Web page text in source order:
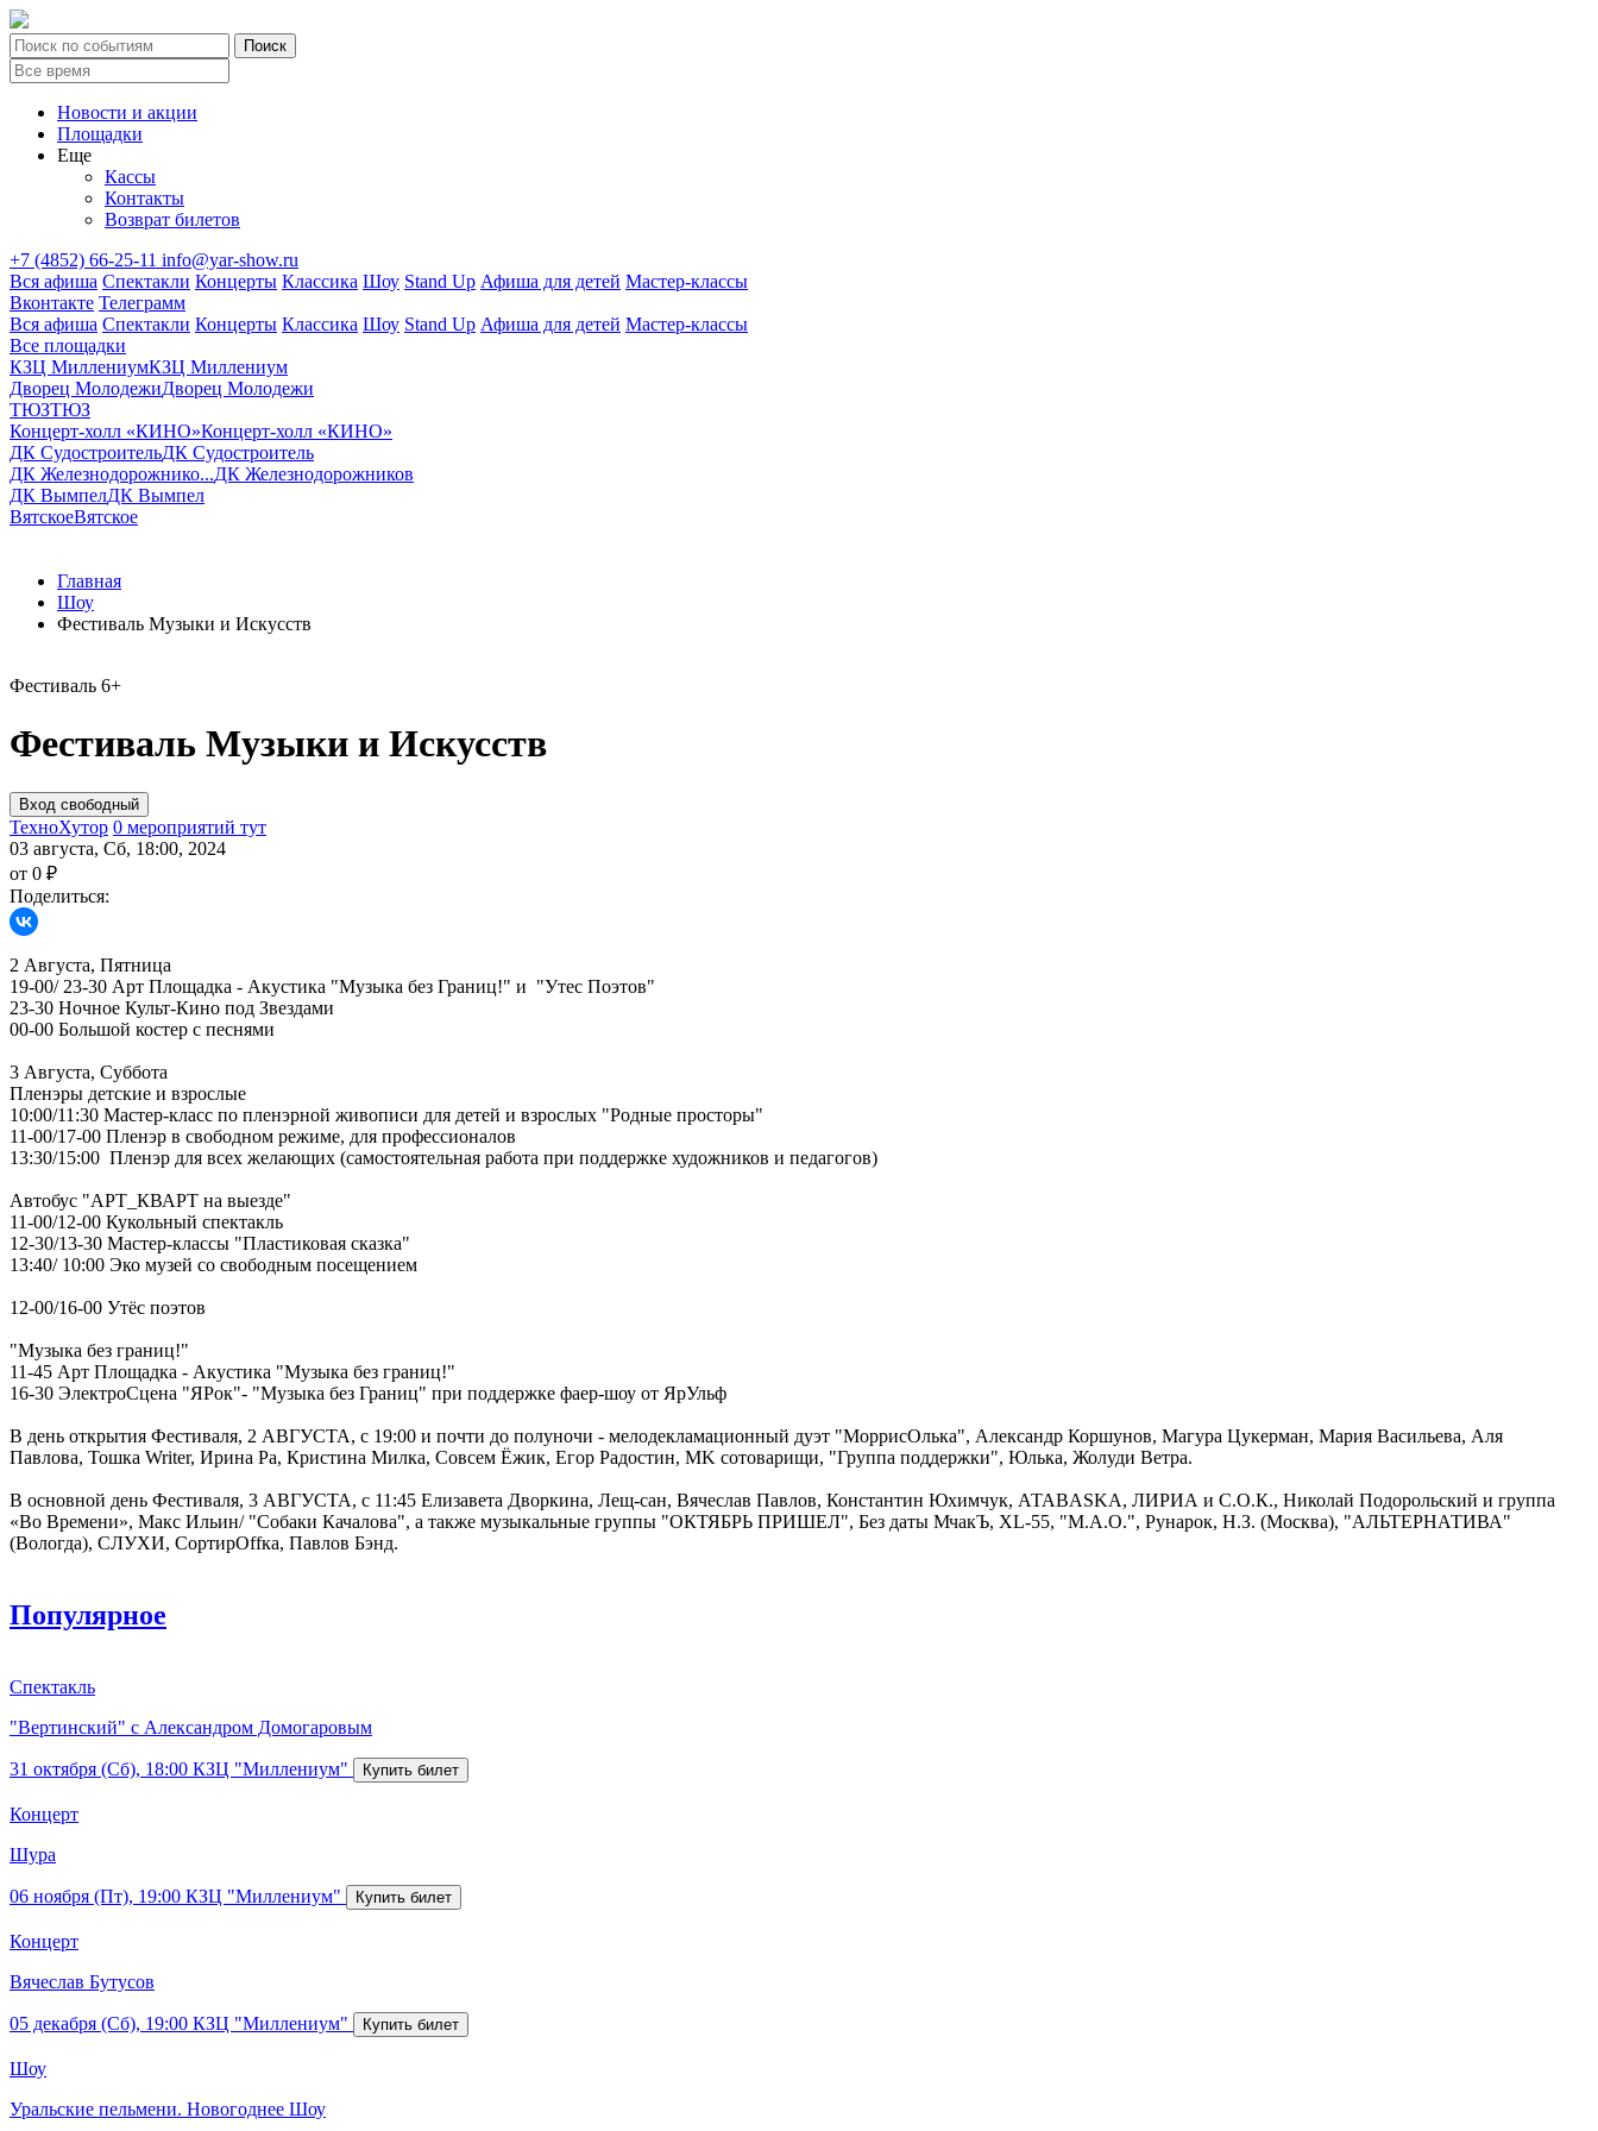
Новости и акции
Площадки
Еще
Кассы
Контакты
Возврат билетов
+7 (4852) 66-25-11 info@yar-show.ru
Вся афиша Спектакли Концерты Классика Шоу Stand Up Афиша для детей Мастер-классы
Вконтакте Телеграмм
Вся афиша Спектакли Концерты Классика Шоу Stand Up Афиша для детей Мастер-классы
Все площадки
КЗЦ МиллениумКЗЦ Миллениум
Дворец МолодежиДворец Молодежи
ТЮЗТЮЗ
Концерт-холл «КИНО»Концерт-холл «КИНО»
ДК СудостроительДК Судостроитель
ДК Железнодорожнико...ДК Железнодорожников
ДК ВымпелДК Вымпел
ВятскоеВятское
Главная
Шоу
Фестиваль Музыки и Искусств
Фестиваль 6+
Фестиваль Музыки и Искусств
ТехноХутор 0 мероприятий тут
03 августа, Сб, 18:00, 2024
от 0 ₽
Поделиться:
2 Августа, Пятница
19-00/ 23-30 Арт Площадка - Акустика "Музыка без Границ!" и "Утес Поэтов"
23-30 Ночное Культ-Кино под Звездами
00-00 Большой костер с песнями
3 Августа, Суббота
Пленэры детские и взрослые
10:00/11:30 Мастер-класс по пленэрной живописи для детей и взрослых "Родные просторы"
11-00/17-00 Пленэр в свободном режиме, для профессионалов
13:30/15:00 Пленэр для всех желающих (самостоятельная работа при поддержке художников и педагогов)
Автобус "АРТ_КВАРТ на выезде"
11-00/12-00 Кукольный спектакль
12-30/13-30 Мастер-классы "Пластиковая сказка"
13:40/ 10:00 Эко музей со свободным посещением
12-00/16-00 Утёс поэтов
"Музыка без границ!"
11-45 Арт Площадка - Акустика "Музыка без границ!"
16-30 ЭлектроСцена "ЯРок"- "Музыка без Границ" при поддержке фаер-шоу от ЯрУльф
В день открытия Фестиваля, 2 АВГУСТА, с 19:00 и почти до полуночи - мелодекламационный дуэт "МоррисОлька", Александр Коршунов, Магура Цукерман, Мария Васильева, Аля
Павлова, Тошка Writer, Ирина Ра, Кристина Милка, Совсем Ёжик, Егор Радостин, MK сотоварищи, "Группа поддержки", Юлька, Жолуди Ветра.
В основной день Фестиваля, 3 АВГУСТА, с 11:45 Елизавета Дворкина, Лещ-сан, Вячеслав Павлов, Константин Юхимчук, АТАBASKA, ЛИРИА и С.О.К., Николай Подорольский и группа
«Во Времени», Макс Ильин/ "Собаки Качалова", а также музыкальные группы "ОКТЯБРЬ ПРИШЕЛ", Без даты МчакЪ, XL-55, "М.А.О.", Рунарок, Н.З. (Москва), "АЛЬТЕРНАТИВА"
(Вологда), СЛУХИ, СортирОffка, Павлов Бэнд.
Популярное
Спектакль
"Вертинский" с Александром Домогаровым
31 октября (Сб), 18:00 КЗЦ "Миллениум"
Концерт
Шура
06 ноября (Пт), 19:00 КЗЦ "Миллениум"
Концерт
Вячеслав Бутусов
05 декабря (Сб), 19:00 КЗЦ "Миллениум"
Шоу
Уральские пельмени. Новогоднее Шоу